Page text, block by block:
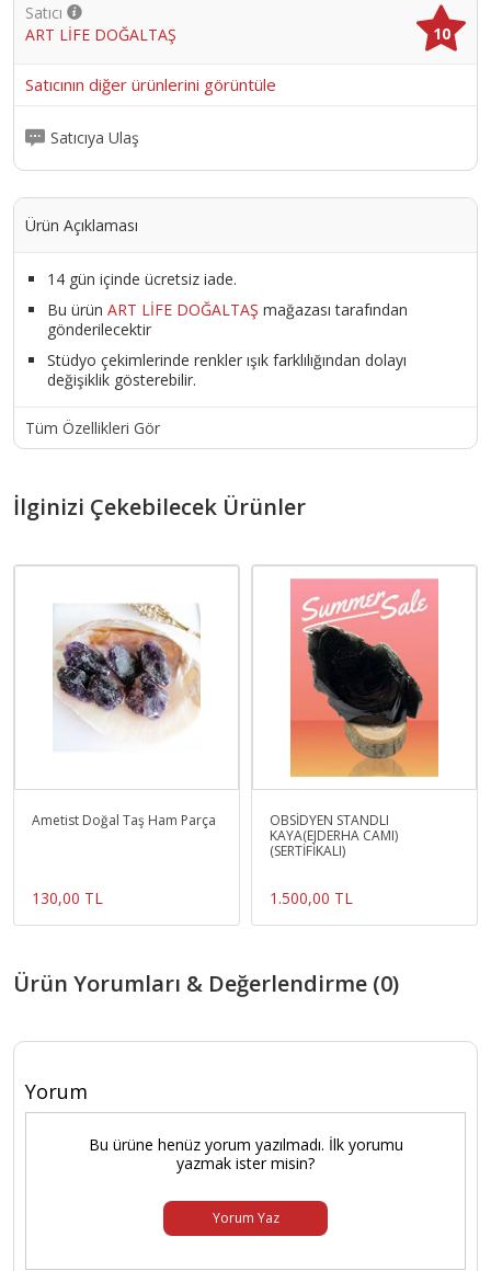
Satıcı
ART LİFE DOĞALTAŞ
10
Satıcının diğer ürünlerini görüntüle
Satıcıya Ulaş
Ürün Açıklaması
14 gün içinde ücretsiz iade.
Bu ürün ART LİFE DOĞALTAŞ mağazası tarafından
gönderilecektir
Stüdyo çekimlerinde renkler ışık farklılığından dolayı
değişiklik gösterebilir.
Tüm Özellikleri Gör
İlginizi Çekebilecek Ürünler
Ametist Doğal Taş Ham Parça
130,00 TL
OBSİDYEN STANDLI
KAYA(EJDERHA CAMI)
(SERTİFİKALI)
1.500,00 TL
Ürün Yorumları & Değerlendirme (0)
Yorum
Bu ürüne henüz yorum yazılmadı. İlk yorumu
yazmak ister misin?
Yorum Yaz